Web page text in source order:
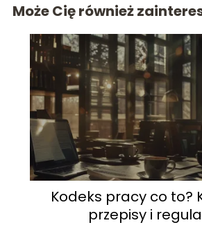
Może Cię również
Kodeks pracy co to?
przepisy i